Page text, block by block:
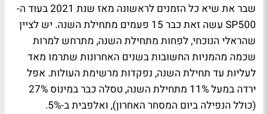
שבר את שיא כל הזמנים לראשונה מאז שנת 2021 בעוד ה-
SP500 עשה זאת כבר 15 פעמים מתחילת השנה. יש לציין
שהראלי הנוכחי, לפחות מתחילת השנה, מתרחש למרות
שכמה מהמניות החשובות בשנים האחרונות שתרמו מאד
לעליות עד תחילת השנה, נפקדות מרשימת העולות. אפל
ירדה במעל 11% מתחילת השנה, טסלה כבר במינוס 27%
(כולל הנפילה ביום המסחר האחרון), ואלפבית ב-5%.